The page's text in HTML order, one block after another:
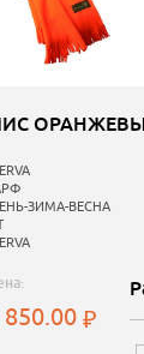
ЗИМА-ВЕСНА
850.00